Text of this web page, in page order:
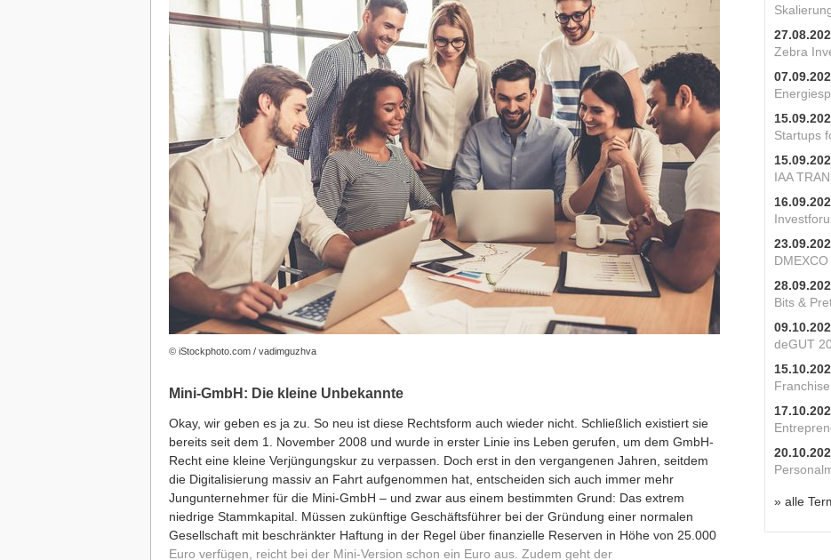
Zebra
Startups
IAA
Bits &
deGUT
» alle
© iStockphoto.com / vadimguzhva
Mini-GmbH: Die kleine Unbekannte
Okay, wir geben es ja zu. So neu ist diese Rechtsform auch wieder nicht. Schließlich existiert sie
bereits seit dem 1. November 2008 und wurde in erster Linie ins Leben gerufen, um dem GmbH-
Recht eine kleine Verjüngungskur zu verpassen. Doch erst in den vergangenen Jahren, seitdem
die Digitalisierung massiv an Fahrt aufgenommen hat, entscheiden sich auch immer mehr
Jungunternehmer für die Mini-GmbH – und zwar aus einem bestimmten Grund: Das extrem
niedrige Stammkapital. Müssen zukünftige Geschäftsführer bei der Gründung einer normalen
Gesellschaft mit beschränkter Haftung in der Regel über finanzielle Reserven in Höhe von 25.000
Euro verfügen, reicht bei der Mini-Version schon ein Euro aus. Zudem geht der